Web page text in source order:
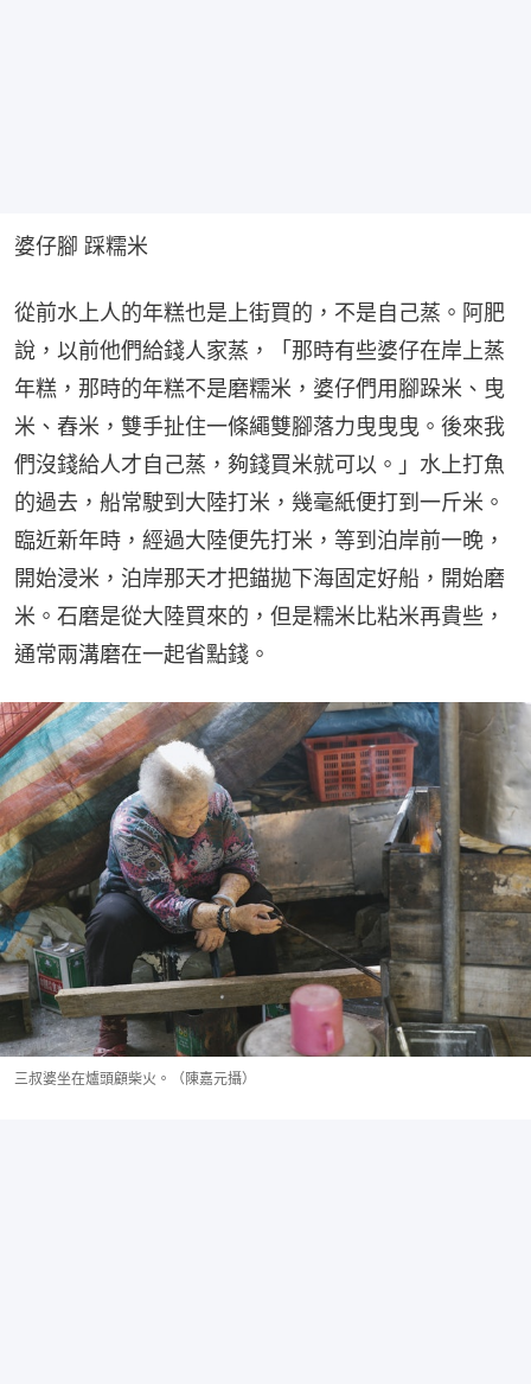
婆仔腳 踩糯米
從前水上人的年糕也是上街買的，不是自己蒸。阿肥
說，以前他們給錢人家蒸，「那時有些婆仔在岸上蒸
年糕，那時的年糕不是磨糯米，婆仔們用腳跺米、曳
米、舂米，雙手扯住一條繩雙腳落力曳曳曳。後來我
們沒錢給人才自己蒸，夠錢買米就可以。」水上打魚
的過去，船常駛到大陸打米，幾毫紙便打到一斤米。
臨近新年時，經過大陸便先打米，等到泊岸前一晚，
開始浸米，泊岸那天才把錨拋下海固定好船，開始磨
米。石磨是從大陸買來的，但是糯米比粘米再貴些，
通常兩溝磨在一起省點錢。
三叔婆坐在爐頭顧柴火。（陳嘉元攝）